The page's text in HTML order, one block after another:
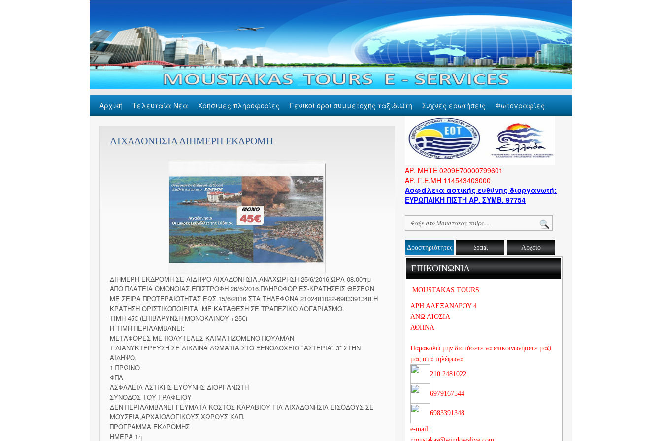
Αρχική Τελευταία Νέα Χρήσιμες πληροφορίες Γενικοί όροι συμμετοχής ταξιδιώτη Συχνές ερωτήσεις Φωτογραφίες
GDPR Επικοινωνία
ΛΙΧΑΔΟΝΗΣΙΑ ΔΙΗΜΕΡΗ ΕΚΔΡΟΜΗ
ΔΙΗΜΕΡΗ ΕΚΔΡΟΜΗ ΣΕ ΑΙΔΗΨΟ-ΛΙΧΑΔΟΝΗΣΙΑ.ΑΝΑΧΩΡΗΣΗ 25/6/2016 ΩΡΑ 08.00πμ
ΑΠΟ ΠΛΑΤΕΙΑ ΟΜΟΝΟΙΑΣ.ΕΠΙΣΤΡΟΦΗ 26/6/2016.ΠΛΗΡΟΦΟΡΙΕΣ-ΚΡΑΤΗΣΕΙΣ ΘΕΣΕΩΝ
ΜΕ ΣΕΙΡΑ ΠΡΟΤΕΡΑΙΟΤΗΤΑΣ ΕΩΣ 15/6/2016 ΣΤΑ ΤΗΛΕΦΩΝΑ 2102481022-6983391348.Η
ΚΡΑΤΗΣΗ ΟΡΙΣΤΙΚΟΠΟΙΕΙΤΑΙ ΜΕ ΚΑΤΑΘΕΣΗ ΣΕ ΤΡΑΠΕΖΙΚΟ ΛΟΓΑΡΙΑΣΜΟ.
ΤΙΜΗ 45€ (ΕΠΙΒΑΡΥΝΣΗ ΜΟΝΟΚΛΙΝΟΥ +25€)
Η ΤΙΜΗ ΠΕΡΙΛΑΜΒΑΝΕΙ:
ΜΕΤΑΦΟΡΕΣ ΜΕ ΠΟΛΥΤΕΛΕΣ ΚΛΙΜΑΤΙΖΟΜΕΝΟ ΠΟΥΛΜΑΝ
1 ΔΙΑΝΥΚΤΕΡΕΥΣΗ ΣΕ ΔΙΚΛΙΝΑ ΔΩΜΑΤΙΑ ΣΤΟ ΞΕΝΟΔΟΧΕΙΟ "ΑΣΤΕΡΙΑ" 3* ΣΤΗΝ
ΑΙΔΗΨΟ.
1 ΠΡΩΙΝΟ
ΦΠΑ
ΑΣΦΑΛΕΙΑ ΑΣΤΙΚΗΣ ΕΥΘΥΝΗΣ ΔΙΟΡΓΑΝΩΤΗ
ΣΥΝΟΔΟΣ ΤΟΥ ΓΡΑΦΕΙΟΥ
ΔΕΝ ΠΕΡΙΛΑΜΒΑΝΕΙ ΓΕΥΜΑΤΑ-ΚΟΣΤΟΣ ΚΑΡΑΒΙΟΥ ΓΙΑ ΛΙΧΑΔΟΝΗΣΙΑ-ΕΙΣΟΔΟΥΣ ΣΕ
ΜΟΥΣΕΙΑ,ΑΡΧΑΙΟΛΟΓΙΚΟΥΣ ΧΩΡΟΥΣ ΚΛΠ.
ΠΡΟΓΡΑΜΜΑ ΕΚΔΡΟΜΗΣ
ΗΜΕΡΑ 1η
ΑΡ. ΜΗΤΕ 0209Ε70000799601
ΑΡ. Γ.Ε.ΜΗ 114543403000
Ασφάλεια αστικής ευθύνης διοργανωτή:
ΕΥΡΩΠΑΙΚΗ ΠΙΣΤΗ ΑΡ. ΣΥΜΒ. 97754
Δραστηριότητες Social Αρχείο
ΕΠΙΚΟΙΝΩΝΙΑ
MOUSTAKAS TOURS
ΑΡΗ ΑΛΕΞΑΝΔΡΟΥ 4
ΑΝΩ ΛΙΟΣΙΑ
ΑΘΗΝΑ
Παρακαλώ μην διστάσετε να επικοινωνήσετε μαζί
μας στα τηλέφωνα:
210 2481022
6979167544
6983391348
e-mail :